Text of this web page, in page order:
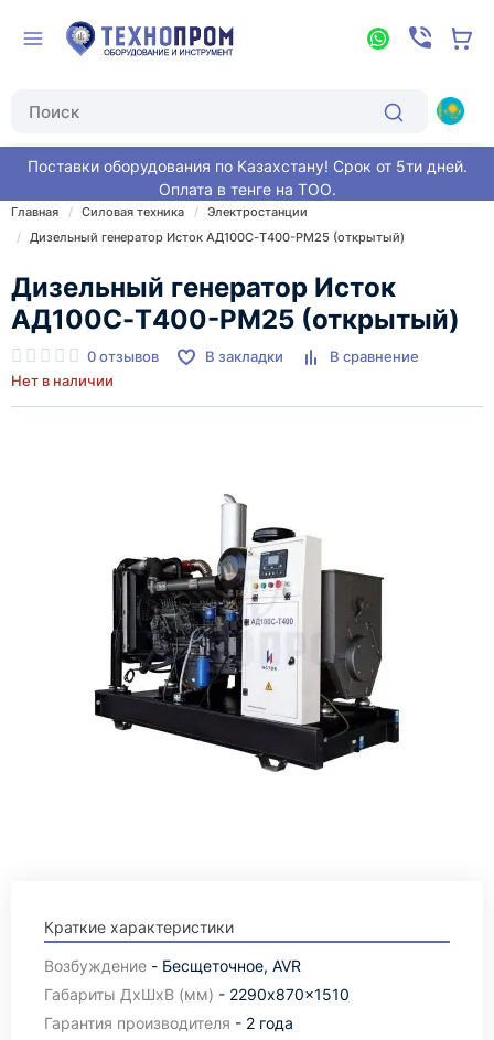
Поставки оборудования по Казахстану! Срок от 5ти дней.
Оплата в тенге на ТОО.
Главная Силовая техника
Электростанции
Дизельный генератор Исток АД100С-Т400-РМ25 (открытый)
Дизельный генератор Исток
АД100С-Т400-РМ25 (открытый)
0 отзывов В закладки
В сравнение
Нет в наличии
Краткие характеристики
Возбуждение - Бесщеточное, AVR
Габариты ДхШхВ (мм) - 2290x870x1510
Гарантия производителя - 2 года